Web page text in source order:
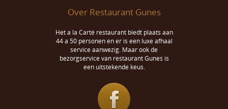
Over Restaurant Gunes
Het a la Carté restaurant biedt plaats aan
44 a 50 personen en er is een luxe afhaal
service aanwezig. Maar ook de
bezorgservice van restaurant Gunes is
een uitstekende keus.